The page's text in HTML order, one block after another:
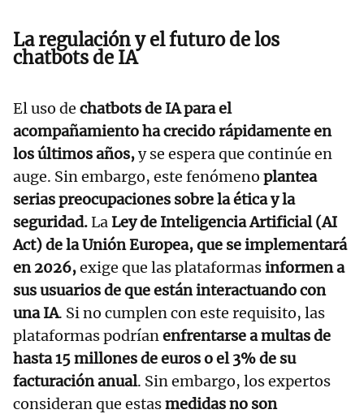
La regulación y el futuro de los
chatbots de IA
El uso de chatbots de IA para el
acompañamiento ha crecido rápidamente en
los últimos años,y se espera que continúe en
auge. Sin embargo, este fenómeno plantea
serias preocupaciones sobre la ética y la
seguridad.LaLey de Inteligencia Artificial (AI
Act) de la Unión Europea, que se implementará
en 2026,exige que las plataformasinformen a
sus usuarios de que están interactuando con
una IA. Si no cumplen con este requisito, las
plataformas podríanenfrentarse a multas de
hasta 15 millones de euros o el 3% de su
facturación anual. Sin embargo, los expertos
consideran que estasmedidas no son